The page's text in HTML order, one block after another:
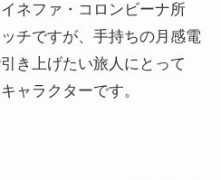
ネファ・コロンビーナ所
チですが、手持ちの月感電
き上げたい旅人にとって
ャラクターです。